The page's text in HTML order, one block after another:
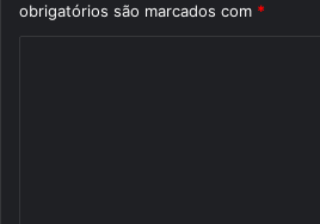
obrigatórios são marcados com *